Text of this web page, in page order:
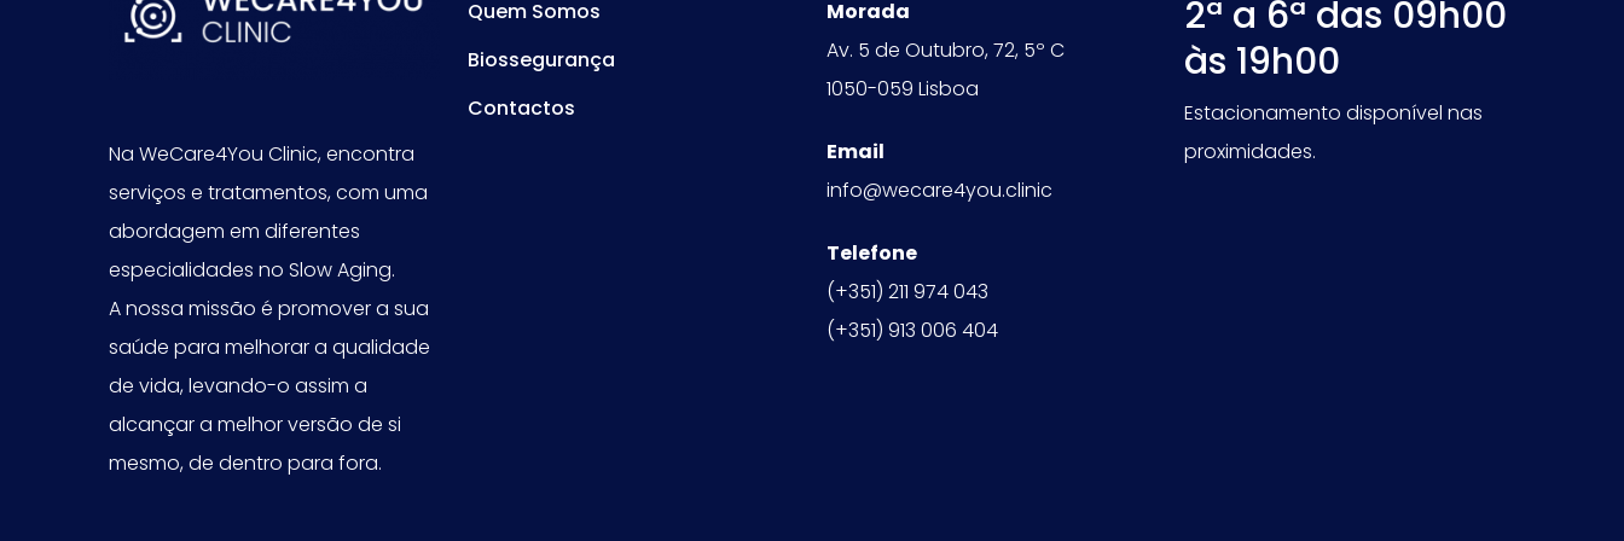
Na WeCare4You Clinic, encontra
serviços e tratamentos, com uma
abordagem em diferentes
especialidades no Slow Aging.
A nossa missão é promover a sua
saúde para melhorar a qualidade
de vida, levando-o assim a
alcançar a melhor versão de si
mesmo, de dentro para fora.
Quem Somos
Biossegurança
Contactos
Morada
Av. 5 de Outubro, 72, 5º C
1050-059 Lisboa
Email
info@wecare4you.clinic
Telefone
(+351) 211 974 043
(+351) 913 006 404
2ª a 6ª das 09h00
às 19h00
Estacionamento disponível nas
proximidades.